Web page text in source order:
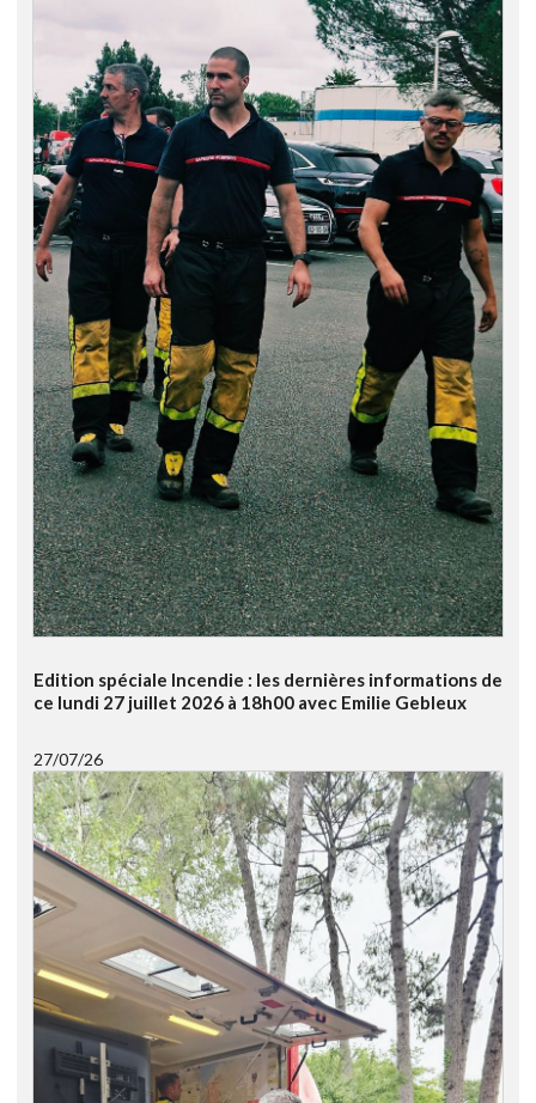
Edition spéciale Incendie : les dernières informations de
ce lundi 27 juillet 2026 à 18h00 avec Emilie Gebleux
27/07/26